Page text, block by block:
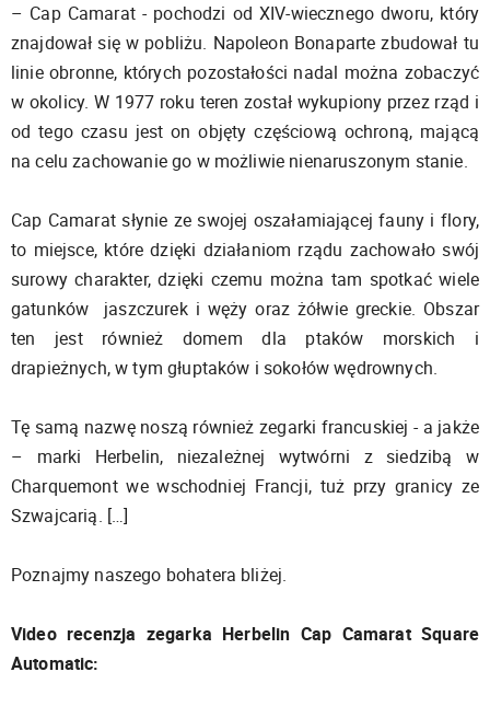
– Cap Camarat - pochodzi od XIV-wiecznego dworu, który
znajdował się w pobliżu. Napoleon Bonaparte zbudował tu
linie obronne, których pozostałości nadal można zobaczyć
w okolicy. W 1977 roku teren został wykupiony przez rząd i
od tego czasu jest on objęty częściową ochroną, mającą
na celu zachowanie go w możliwie nienaruszonym stanie.
Cap Camarat słynie ze swojej oszałamiającej fauny i flory,
to miejsce, które dzięki działaniom rządu zachowało swój
surowy charakter, dzięki czemu można tam spotkać wiele
gatunków jaszczurek i węży oraz żółwie greckie. Obszar
ten jest również domem dla ptaków morskich i
drapieżnych, w tym głuptaków i sokołów wędrownych.
Tę samą nazwę noszą również zegarki francuskiej - a jakże
– marki Herbelin, niezależnej wytwórni z siedzibą w
Charquemont we wschodniej Francji, tuż przy granicy ze
Szwajcarią. […]
Poznajmy naszego bohatera bliżej.
Video recenzja zegarka Herbelin Cap Camarat Square
Automatic: